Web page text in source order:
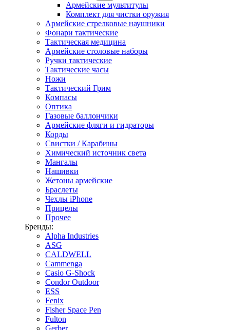
Армейские мультитулы
Комплект для чистки оружия
Армейские стрелковые наушники
Фонари тактические
Тактическая медицина
Армейские столовые наборы
Ручки тактические
Тактические часы
Ножи
Тактический Грим
Компасы
Оптика
Газовые баллончики
Армейские фляги и гидраторы
Корды
Свистки / Карабины
Химический источник света
Мангалы
Нашивки
Жетоны армейские
Браслеты
Чехлы iPhone
Прицелы
Прочее
Бренды:
Alpha Industries
ASG
CALDWELL
Cammenga
Casio G-Shock
Condor Outdoor
ESS
Fenix
Fisher Space Pen
Fulton
Gerber